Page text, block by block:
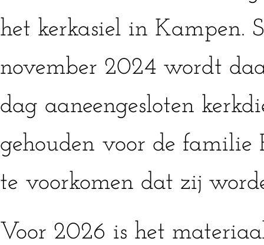
het kerkasiel in Kampen.
november 2024 wordt
dag aaneengesloten
gehouden voor de familie
te voorkomen dat zij
Voor 2026 is het